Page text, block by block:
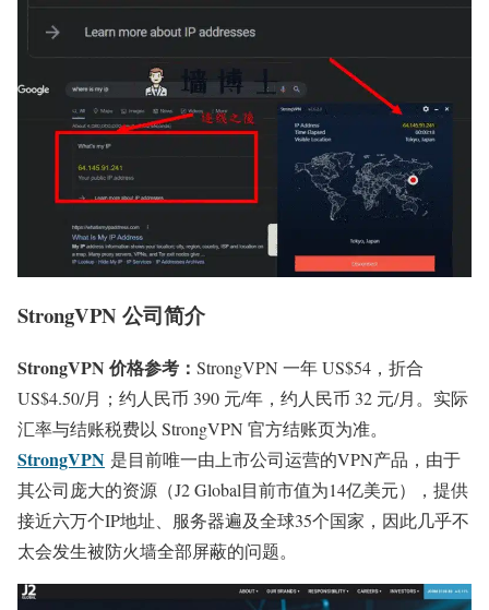
StrongVPN 公司简介
StrongVPN 价格参考： StrongVPN 一年 US$54，折合
US$4.50/月；约人民币 390 元/年，约人民币 32 元/月。实际
汇率与结账税费以 StrongVPN 官方结账页为准。
StrongVPN 是目前唯一由上市公司运营的VPN产品，由于
其公司庞大的资源（J2 Global目前市值为14亿美元），提供
接近六万个IP地址、服务器遍及全球35个国家，因此几乎不
太会发生被防火墙全部屏蔽的问题。